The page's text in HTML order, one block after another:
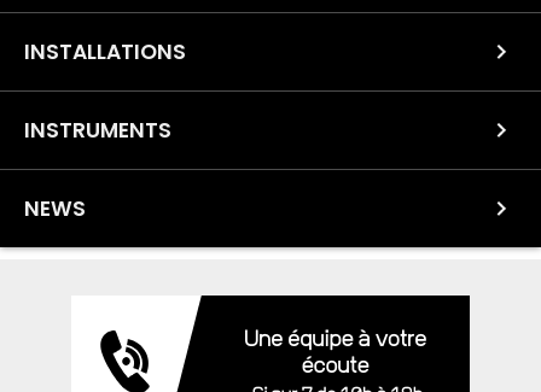
INSTALLATIONS
INSTRUMENTS
NEWS